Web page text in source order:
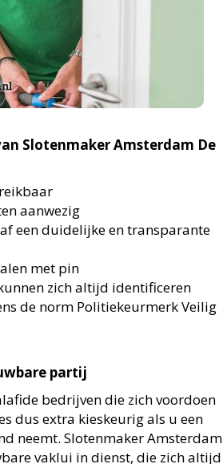
Slotenmaker Amsterdam De
aanwezig
een duidelijke en transparante
met pin
zich altijd identificeren
de norm Politiekeurmerk Veilig
partij
bedrijven die zich voordoen
dus extra kieskeurig als u een
neemt. Slotenmaker Amsterdam
vaklui in dienst, die zich altijd